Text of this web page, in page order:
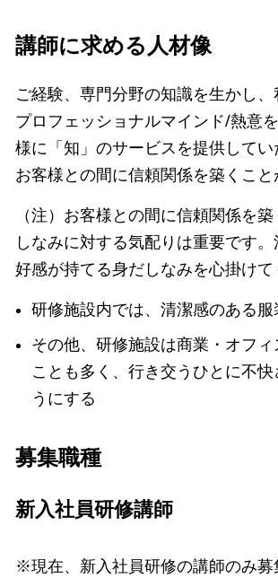
講師に求める人材像
ご経験、専門分野の知識を生かし
プロフェッショナルマインド/熱意
様に「知」のサービスを提供して
お客様との間に信頼関係を築くこ
（注）お客様との間に信頼関係を
しなみに対する気配りは重要です。
好感が持てる身だしなみを心掛けて
研修施設内では、清潔感のある服
その他、研修施設は商業・オフ
ことも多く、行き交うひとに不快
うにする
募集職種
新入社員研修講師
※現在、新入社員研修の講師のみ募